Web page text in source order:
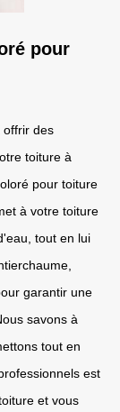
pour
offrir des
toiture à
pour toiture
à votre toiture
tout en lui
garantir une
savons à
tout en
est
et vous